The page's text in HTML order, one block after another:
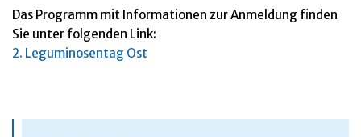
Das Programm mit Informationen zur Anmeldung finden
Sie unter folgenden Link:
2. Leguminosentag Ost